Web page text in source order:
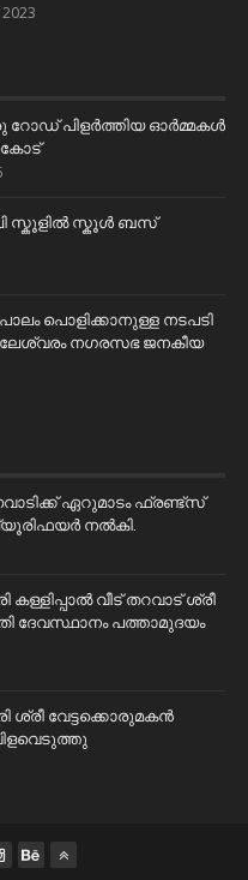
റോഡ് പിളർത്തിയ ഓർമ്മകൾ
സ്കൂളിൽ സ്കൂൾ ബസ്
പൊളിക്കാനുള്ള നടപടി
നഗരസഭ ജനകീയ
ഏറുമാടം ഫ്രണ്ട്സ്
നൽകി.
കള്ളിപ്പാൽ വീട് തറവാട് ശ്രീ
ദേവസ്ഥാനം പത്താമുദയം
ശ്രീ വേട്ടക്കൊരുമകൻ